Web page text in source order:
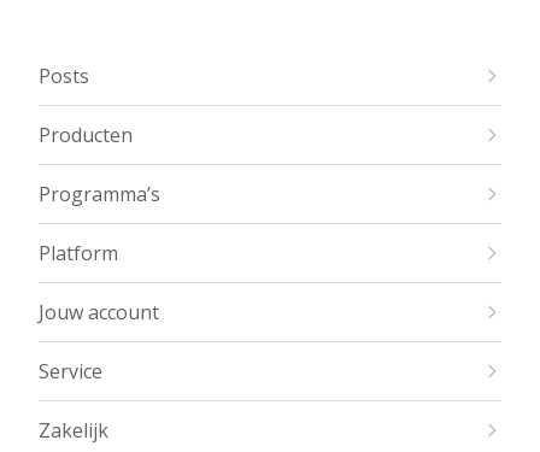
Posts
Producten
Programma’s
Platform
Jouw account
Service
Zakelijk